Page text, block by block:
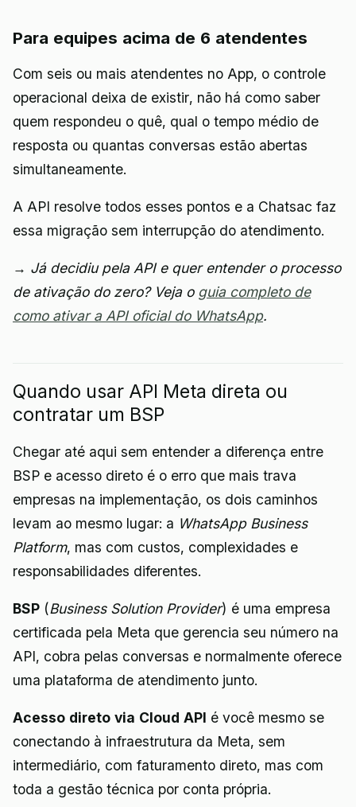
Para equipes acima de 6 atendentes
Com seis ou mais atendentes no App, o controle
operacional deixa de existir, não há como saber
quem respondeu o quê, qual o tempo médio de
resposta ou quantas conversas estão abertas
simultaneamente.
A API resolve todos esses pontos e a Chatsac faz
essa migração sem interrupção do atendimento.
→ Já decidiu pela API e quer entender o processo
de ativação do zero? Veja o guia completo de
como ativar a API oficial do WhatsApp.
Quando usar API Meta direta ou
contratar um BSP
Chegar até aqui sem entender a diferença entre
BSP e acesso direto é o erro que mais trava
empresas na implementação, os dois caminhos
levam ao mesmo lugar: a WhatsApp Business
Platform, mas com custos, complexidades e
responsabilidades diferentes.
BSP (Business Solution Provider) é uma empresa
certificada pela Meta que gerencia seu número na
API, cobra pelas conversas e normalmente oferece
uma plataforma de atendimento junto.
Acesso direto via Cloud API é você mesmo se
conectando à infraestrutura da Meta, sem
intermediário, com faturamento direto, mas com
toda a gestão técnica por conta própria.